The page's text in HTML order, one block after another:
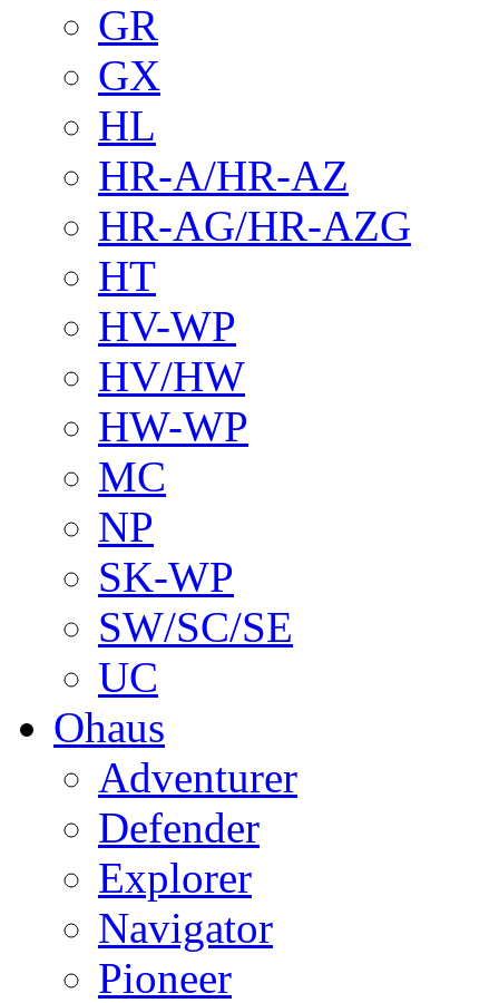
GR
GX
HL
HR-A/HR-AZ
HR-AG/HR-AZG
HT
HV-WP
HV/HW
HW-WP
MC
NP
SK-WP
SW/SC/SE
UC
Ohaus
Adventurer
Defender
Explorer
Navigator
Pioneer